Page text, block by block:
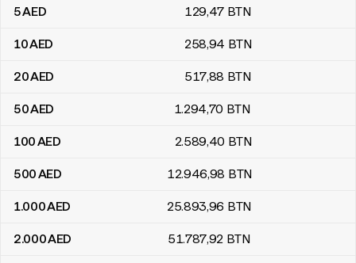
5AED 129,47 BTN
10AED 258,94 BTN
20AED 517,88 BTN
50AED 1.294,70 BTN
100AED 2.589,40 BTN
500AED 12.946,98 BTN
1.000AED 25.893,96 BTN
2.000AED 51.787,92 BTN